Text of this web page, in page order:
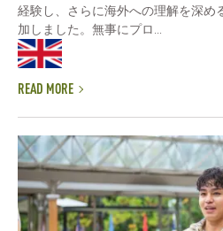
経験し、さらに海外への理解を深め
加しました。無事にプロ...
READ MORE